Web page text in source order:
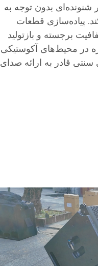
بدون توجه به
پیاده‌سازی قطعات
برجسته و بازتولید
در محیط‌های آکوستیکی
سنتی قادر به ارائه صدای